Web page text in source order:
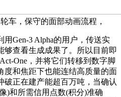
车，保守的面部动画流程，
Gen-3 Alpha的用户，传送实
够查看生成成果了。所以目前即
One，并将它们转移到数字脚
度和焦距下也能连结高质量的面
破正在建产能超百万吨，当确认
)和所需信用点数(积分)准确